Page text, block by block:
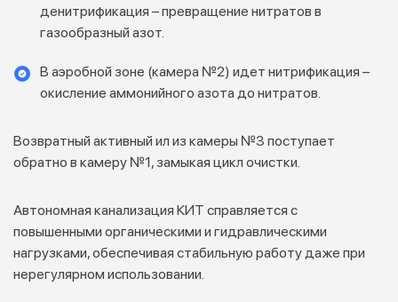
денитрификация – превращение нитратов в
газообразный азот.
В аэробной зоне (камера №2) идет нитрификация –
окисление аммонийного азота до нитратов.
Возвратный активный ил из камеры №3 поступает
обратно в камеру №1, замыкая цикл очистки.
Автономная канализация КИТ справляется с
повышенными органическими и гидравлическими
нагрузками, обеспечивая стабильную работу даже при
нерегулярном использовании.